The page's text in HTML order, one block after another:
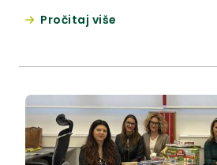
Pročitaj više